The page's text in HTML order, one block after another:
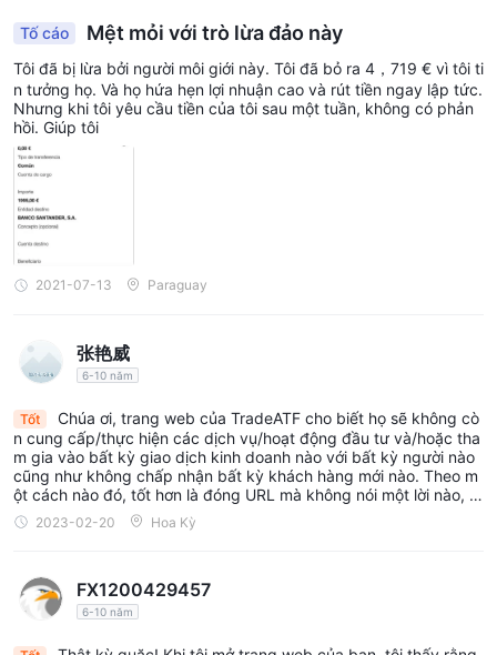
quan quản lý tài chính chính thống nào.
Phương thức thanh toán hạn chế: TradeATF chỉ chấp nhận một
số phương thức thanh toán hạn chế, bao gồm thẻ tín dụng/ghi
nợ, chuyển khoản ngân hàng và ví điện tử.
Tài nguyên giáo dục hạn chế: TradeATF cung cấp tài nguyên
giáo dục hạn chế so với một số sàn giao dịch khác.
Tiềm năng xung đột lợi ích: TradeATF là một nhà cung cấp thị
trường, điều này có nghĩa là nó có thể giao dịch đối đầu với
khách hàng của mình.
Hồ sơ giới hạn: TradeATF là một nhà môi giới tương đối mới, do
đó nó có một hồ sơ giới hạn.
Công cụ thị trường
TradeATF cung cấp một loạt các công cụ giao dịch đa dạng,
tử.
Forex: Giao dịch ngoại hối là việc mua bán tiền tệ. TradeATF
cung cấp một loạt các cặp ngoại tệ để giao dịch, bao gồm các
cặp chính như EUR/USD và USD/JPY, các cặp phụ như
CFDs trên Cổ phiếu: CFDs (hợp đồng chênh lệch) là một loại
Tố cáo Mệt mỏi với trò lừa đảo này
Tôi đã bị lừa bởi người môi giới này. Tôi đã bỏ ra 4，719 € vì tôi ti
n tưởng họ. Và họ hứa hẹn lợi nhuận cao và rút tiền ngay lập tức.
Nhưng khi tôi yêu cầu tiền của tôi sau một tuần, không có phản
hồi. Giúp tôi
2021-07-13 Paraguay
张艳威
6-10 năm
Tốt
Chúa ơi, trang web của TradeATF cho biết họ sẽ không cò
n cung cấp/thực hiện các dịch vụ/hoạt động đầu tư và/hoặc tha
m gia vào bất kỳ giao dịch kinh doanh nào với bất kỳ người nào
cũng như không chấp nhận bất kỳ khách hàng mới nào. Theo m
ột cách nào đó, tốt hơn là đóng URL mà không nói một lời nào, p
hải không?
2023-02-20 Hoa Kỳ
FX1200429457
6-10 năm